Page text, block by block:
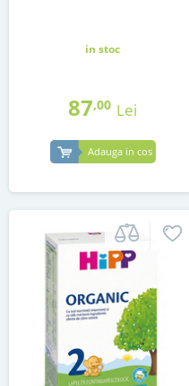
in stoc
87,00 Lei
Adauga in cos